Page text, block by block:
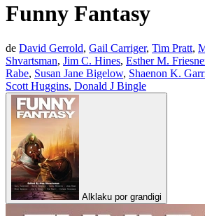
Funny Fantasy
de David Gerrold, Gail Carriger, Tim Pratt,
Shvartsman, Jim C. Hines, Esther M.
Rabe, Susan Jane Bigelow, Shaenon K.
Scott Huggins, Donald J Bingle
Alklaku por grandigi